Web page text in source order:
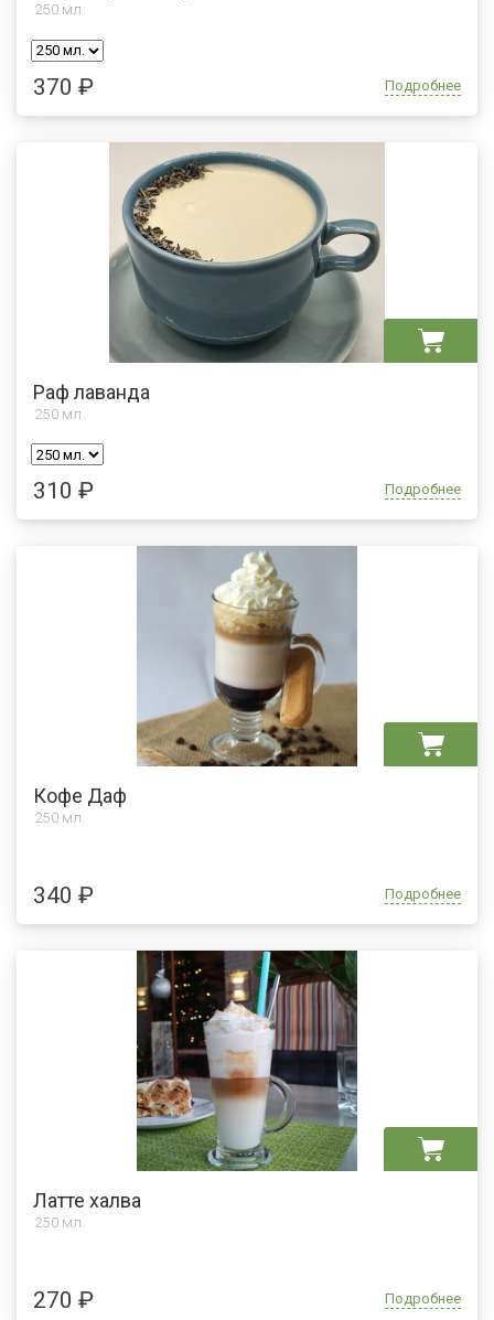
250 мл.
370 ₽ Подробнее
Раф лаванда
250 мл.
310 ₽ Подробнее
Кофе Даф
250 мл.
340 ₽ Подробнее
Латте халва
250 мл.
270 ₽ Подробнее